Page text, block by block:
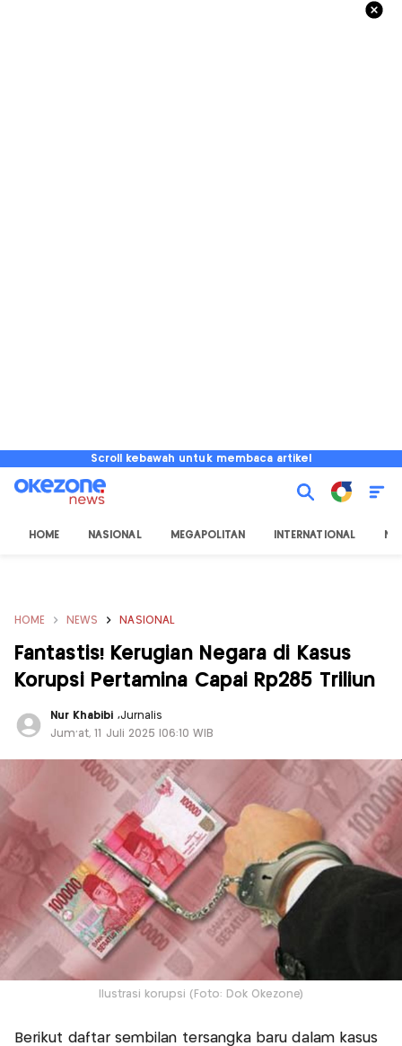
Scroll kebawah untuk membaca artikel
HOME NASIONAL MEGAPOLITAN INTERNATIONAL
HOME NEWS NASIONAL
Fantastis! Kerugian Negara di Kasus
Korupsi Pertamina Capai Rp285 Triliun
Nur Khabibi ,Jurnalis
Jum'at, 11 Juli 2025 |06:10 WIB
Ilustrasi korupsi (Foto: Dok Okezone)
Berikut daftar sembilan tersangka baru dalam kasus